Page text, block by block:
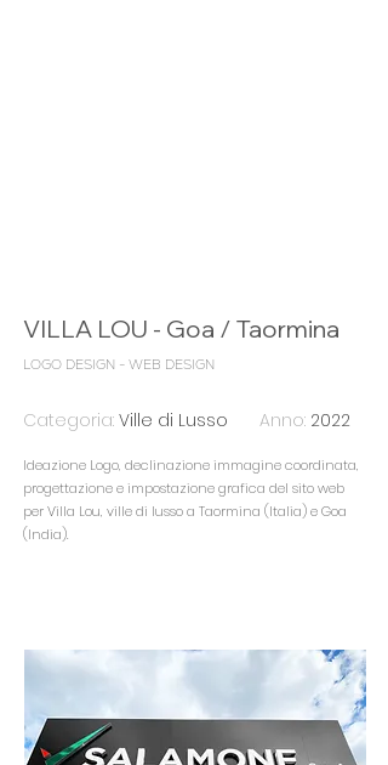
VILLA LOU - Goa / Taormina
LOGO DESIGN - WEB DESIGN
Categoria: Ville di Lusso Anno: 2022
Ideazione Logo, declinazione immagine coordinata,
progettazione e impostazione grafica del sito web
perVilla Lou, ville di lusso a Taormina (Italia) e Goa
(India).